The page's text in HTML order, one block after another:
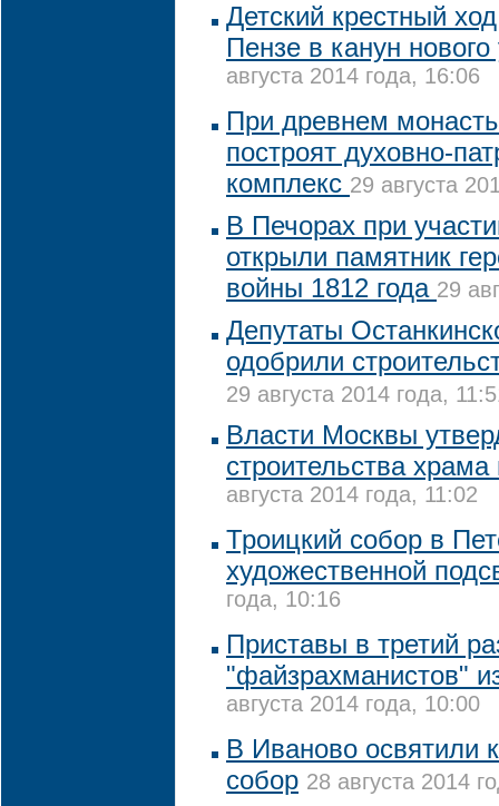
Детский крестный
Пензе в канун нового
августа 2014 года, 16:06
При древнем
построят духовно-
комплекс 29 августа
В Печорах при
открыли памятник
войны 1812 года 29
Депутаты
одобрили
29 августа 2014 года,
Власти Москвы
строительства
августа 2014 года, 11:02
Троицкий собор в
художественной
года, 10:16
Приставы в третий
"файзрахманистов"
августа 2014 года, 10:00
В Иваново освятили
собор 28 августа 2014